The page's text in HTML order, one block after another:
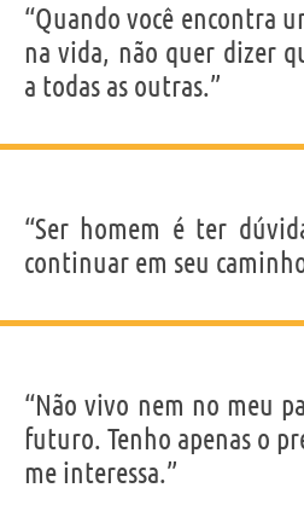
“Quando você encontra
na vida, não quer dizer
a todas as outras.”
“Ser homem é ter
continuar em seu
“Não vivo nem no meu
futuro. Tenho apenas o
me interessa.”